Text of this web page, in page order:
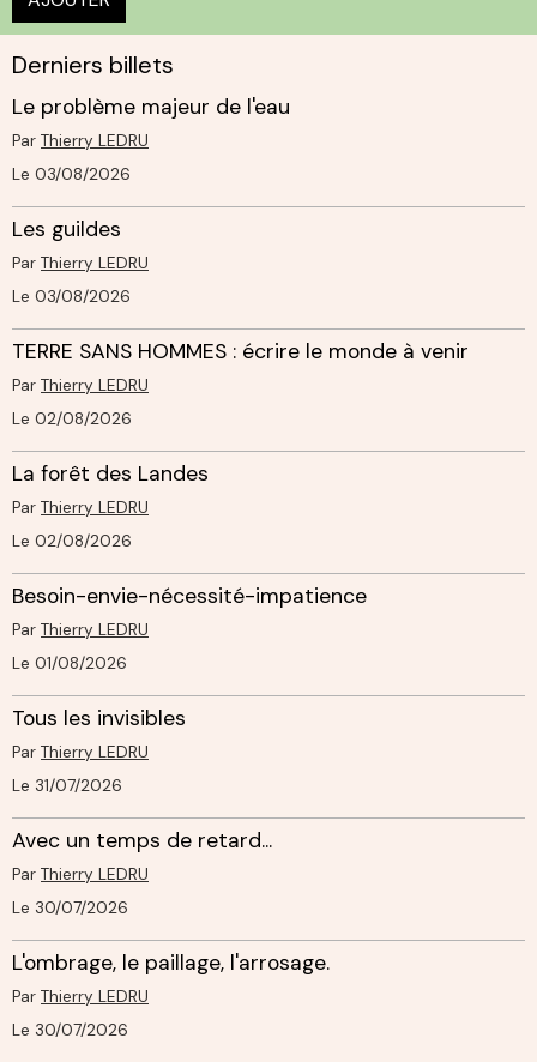
Derniers billets
Le problème majeur de l'eau
Par Thierry LEDRU
Le 03/08/2026
Les guildes
Par Thierry LEDRU
Le 03/08/2026
TERRE SANS HOMMES : écrire le monde à venir
Par Thierry LEDRU
Le 02/08/2026
La forêt des Landes
Par Thierry LEDRU
Le 02/08/2026
Besoin-envie-nécessité-impatience
Par Thierry LEDRU
Le 01/08/2026
Tous les invisibles
Par Thierry LEDRU
Le 31/07/2026
Avec un temps de retard...
Par Thierry LEDRU
Le 30/07/2026
L'ombrage, le paillage, l'arrosage.
Par Thierry LEDRU
Le 30/07/2026